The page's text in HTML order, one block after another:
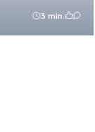
3 min.